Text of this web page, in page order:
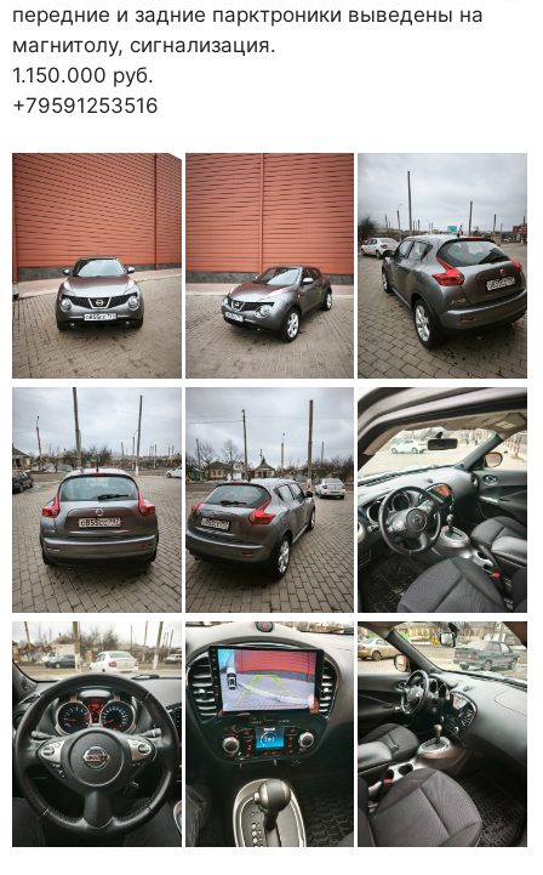
передние и задние парктроники выведены на
магнитолу, сигнализация.
1.150.000 руб.
+79591253516